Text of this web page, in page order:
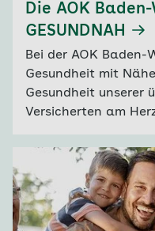
Die AOK
GESUNDNAH
Bei der AOK
Gesundheit mit
Gesundheit unserer
Versicherten am
nah am Leben der
wissen, was sie
Ohr und sind da –
Ort oder digital. Das